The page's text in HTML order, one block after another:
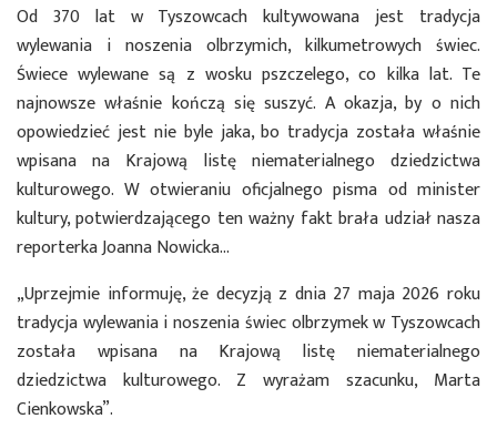
Od 370 lat w Tyszowcach kultywowana jest tradycja
wylewania i noszenia olbrzymich, kilkumetrowych świec.
Świece wylewane są z wosku pszczelego, co kilka lat. Te
najnowsze właśnie kończą się suszyć. A okazja, by o nich
opowiedzieć jest nie byle jaka, bo tradycja została właśnie
wpisana na Krajową listę niematerialnego dziedzictwa
kulturowego. W otwieraniu oficjalnego pisma od minister
kultury, potwierdzającego ten ważny fakt brała udział nasza
reporterka Joanna Nowicka…
„Uprzejmie informuję, że decyzją z dnia 27 maja 2026 roku
tradycja wylewania i noszenia świec olbrzymek w Tyszowcach
została wpisana na Krajową listę niematerialnego
dziedzictwa kulturowego. Z wyrażam szacunku, Marta
Cienkowska”.